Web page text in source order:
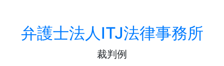
弁護士法人ITJ法律事務所
裁判例